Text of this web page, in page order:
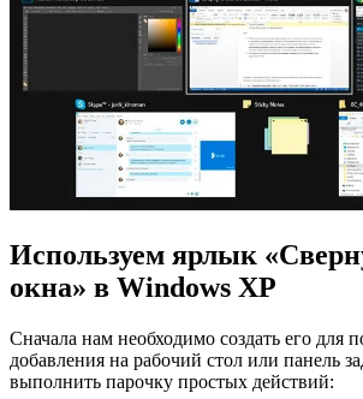
Используем ярлык
окна» в Windows XP
Сначала нам необходимо создать его для
добавления на рабочий стол или панель
выполнить парочку простых действий: